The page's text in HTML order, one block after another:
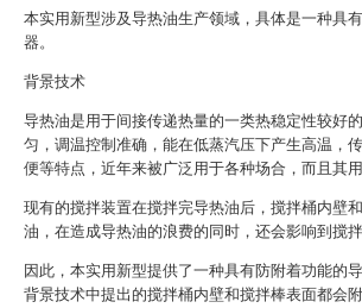
本实用新型涉及导热油生产领域，具体是一种具
器。
背景技术
导热油是用于间接传递热量的一类热稳定性较好
匀，调温控制准确，能在低蒸汽压下产生高温，
便等特点，近年来被广泛用于各种场合，而且其
现有的搅拌装置在搅拌完导热油后，搅拌桶内壁
油，在造成导热油的浪费的同时，还会影响到搅拌
因此，本实用新型提供了一种具有防附着功能的
背景技术中提出的搅拌桶内壁和搅拌棒表面都会